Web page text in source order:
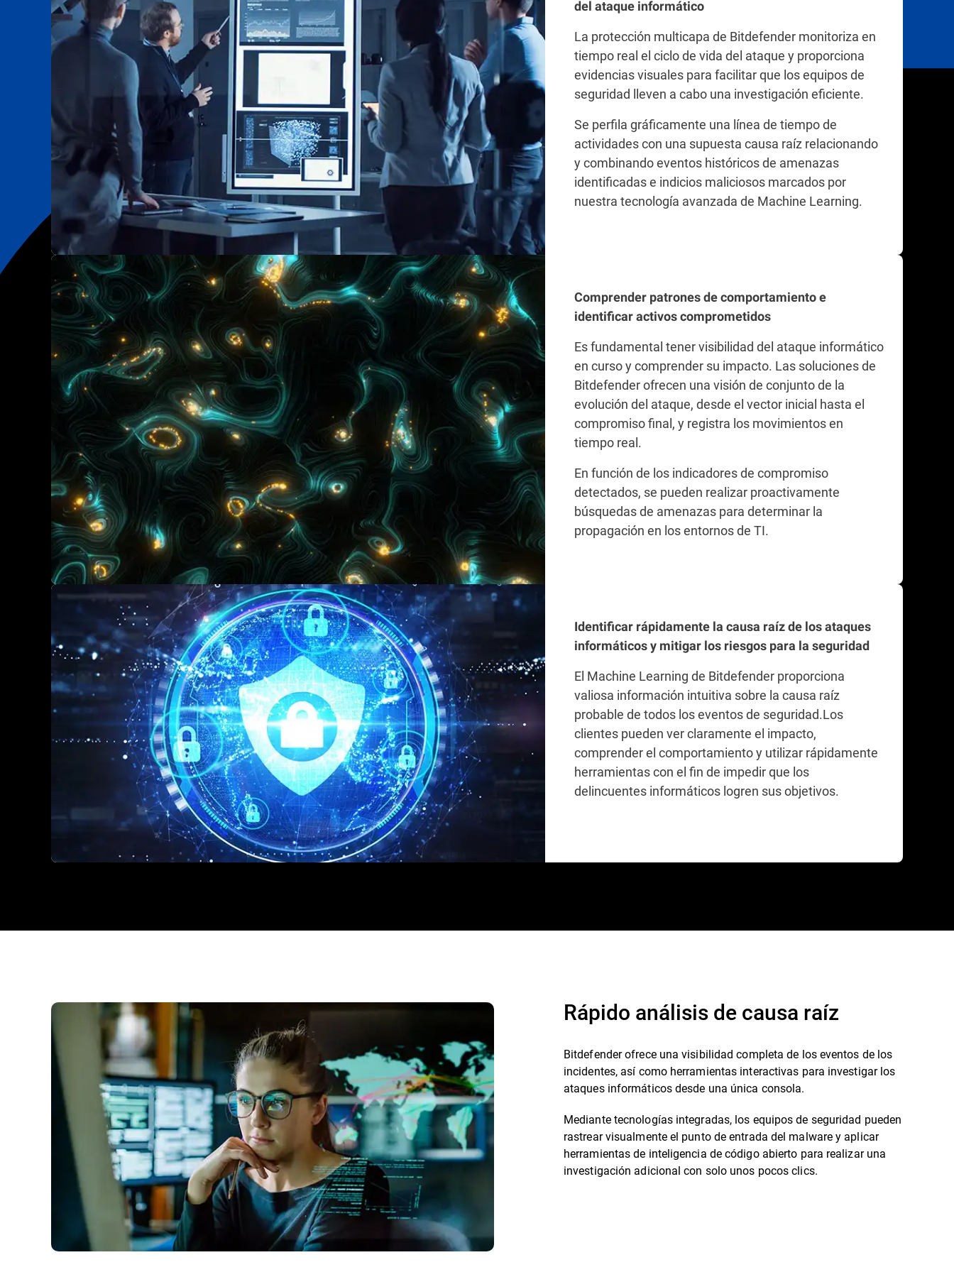
del ataque informático
La protección multicapa de Bitdefender monitoriza en
tiempo real el ciclo de vida del ataque y proporciona
evidencias visuales para facilitar que los equipos de
seguridad lleven a cabo una investigación eficiente.
Se perfila gráficamente una línea de tiempo de
actividades con una supuesta causa raíz relacionando
y combinando eventos históricos de amenazas
identificadas e indicios maliciosos marcados por
nuestra tecnología avanzada de Machine Learning.
Comprender patrones de comportamiento e
identificar activos comprometidos
Es fundamental tener visibilidad del ataque informático
en curso y comprender su impacto. Las soluciones de
Bitdefender ofrecen una visión de conjunto de la
evolución del ataque, desde el vector inicial hasta el
compromiso final, y registra los movimientos en
tiempo real.
En función de los indicadores de compromiso
detectados, se pueden realizar proactivamente
búsquedas de amenazas para determinar la
propagación en los entornos de TI.
Identificar rápidamente la causa raíz de los ataques
informáticos y mitigar los riesgos para la seguridad
El Machine Learning de Bitdefender proporciona
valiosa información intuitiva sobre la causa raíz
probable de todos los eventos de seguridad.Los
clientes pueden ver claramente el impacto,
comprender el comportamiento y utilizar rápidamente
herramientas con el fin de impedir que los
delincuentes informáticos logren sus objetivos.
Rápido análisis de causa raíz
Bitdefender ofrece una visibilidad completa de los eventos de los
incidentes, así como herramientas interactivas para investigar los
ataques informáticos desde una única consola.
Mediante tecnologías integradas, los equipos de seguridad pueden
rastrear visualmente el punto de entrada del malware y aplicar
herramientas de inteligencia de código abierto para realizar una
investigación adicional con solo unos pocos clics.